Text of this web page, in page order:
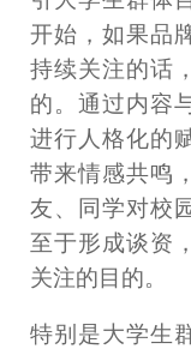
开始，如果品
持续关注的话
的。通过内容
进行人格化的
带来情感共鸣
友、同学对校
至于形成谈资
关注的目的。
特别是大学生